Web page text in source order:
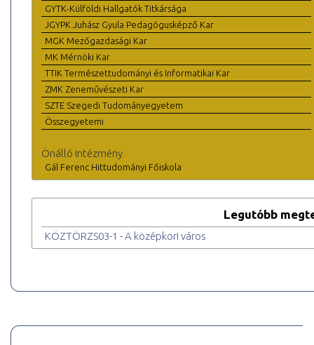
GYTK-Külföldi Hallgatók Titkársága
JGYPK Juhász Gyula Pedagógusképző Kar
MGK Mezőgazdasági Kar
MK Mérnöki Kar
TTIK Természettudományi és Informatikai Kar
ZMK Zeneművészeti Kar
SZTE Szegedi Tudományegyetem
Összegyetemi
Önálló intézmény
Gál Ferenc Hittudományi Főiskola
Legutóbb
KÖZTÖRZS03-1 - A középkori város